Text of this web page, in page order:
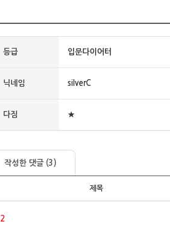
등급 입문다이어터
닉네임 silverC
다짐 ★
작성한 댓글 (3)
제목
2